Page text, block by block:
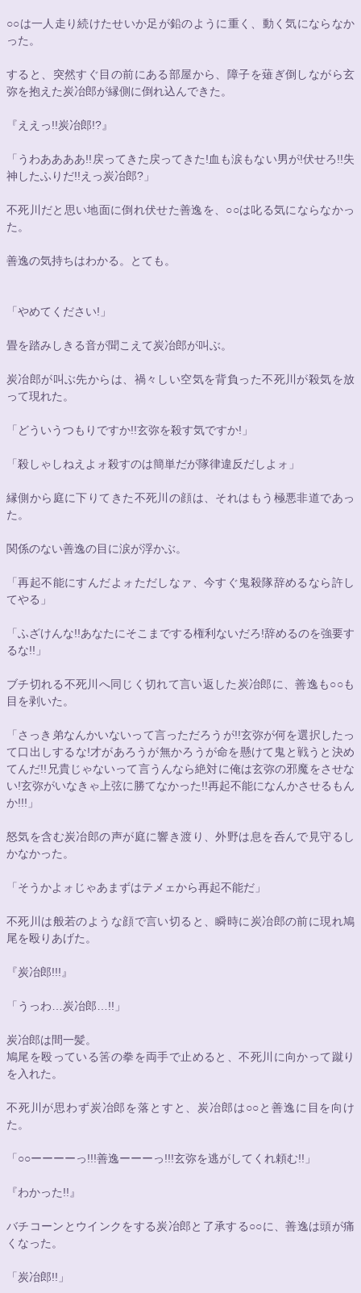
○○は一人走り続けたせいか足が鉛のように重く、動く気にならなか
った。
すると、突然すぐ目の前にある部屋から、障子を薙ぎ倒しながら玄
弥を抱えた炭冶郎が縁側に倒れ込んできた。
『ええっ!!炭冶郎!?』
「うわああああ!!戻ってきた戻ってきた!血も涙もない男が!伏せろ!!失
神したふりだ!!えっ炭冶郎?」
不死川だと思い地面に倒れ伏せた善逸を、 ○○は叱る気にならなかっ
た。
善逸の気持ちはわかる。とても。
「やめてください!」
畳を踏みしきる音が聞こえて炭冶郎が叫ぶ。
炭冶郎が叫ぶ先からは、禍々しい空気を背負った不死川が殺気を放
って現れた。
「どういうつもりですか!!玄弥を殺す気ですか!」
「殺しゃしねえよォ殺すのは簡単だが隊律違反だしよォ」
縁側から庭に下りてきた不死川の顔は、それはもう極悪非道であっ
た。
関係のない善逸の目に涙が浮かぶ。
「再起不能にすんだよォただしなァ、今すぐ鬼殺隊辞めるなら許し
てやる」
「ふざけんな!!あなたにそこまでする権利ないだろ!辞めるのを強要す
るな!!」
ブチ切れる不死川へ同じく切れて言い返した炭冶郎に、善逸も○○も
目を剥いた。
「さっき弟なんかいないって言っただろうが!!玄弥が何を選択したっ
て口出しするな!才があろうが無かろうが命を懸けて鬼と戦うと決め
てんだ!!兄貴じゃないって言うんなら絶対に俺は玄弥の邪魔をさせな
い!玄弥がいなきゃ上弦に勝てなかった!!再起不能になんかさせるもん
か!!!」
怒気を含む炭冶郎の声が庭に響き渡り、外野は息を呑んで見守るし
かなかった。
「そうかよォじゃあまずはテメェから再起不能だ」
不死川は般若のような顔で言い切ると、瞬時に炭冶郎の前に現れ鳩
尾を殴りあげた。
『炭冶郎!!!』
「うっわ…炭冶郎…!!」
炭冶郎は間一髪。
鳩尾を殴っている筈の拳を両手で止めると、不死川に向かって蹴り
を入れた。
不死川が思わず炭冶郎を落とすと、炭冶郎は○○と善逸に目を向け
た。
「 ○○ーーーーっ!!!善逸ーーーっ!!!玄弥を逃がしてくれ頼む!!」
『わかった!!』
バチコーンとウインクをする炭冶郎と了承する○○に、善逸は頭が痛
くなった。
「炭冶郎!!」